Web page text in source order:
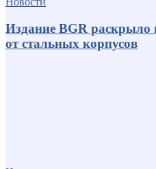
Издание BGR раскрыло
от стальных корпусов